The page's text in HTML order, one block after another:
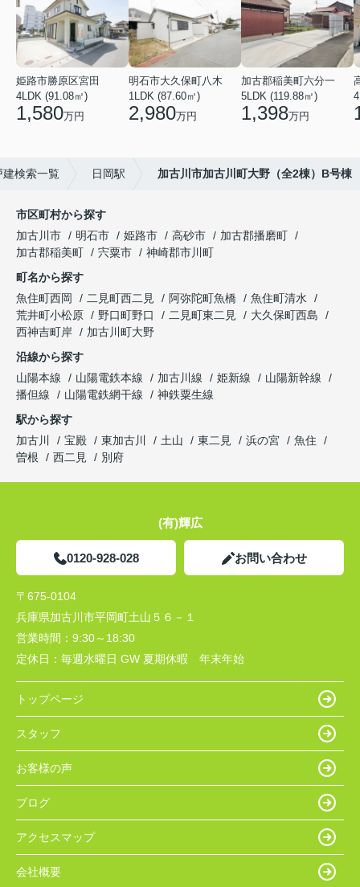
姫路市勝原区宮田
4LDK (91.08㎡)
1,580万円
明石市大久保町八木
1LDK (87.60㎡)
2,980万円
加古郡稲美町六分一
5LDK (119.88㎡)
1,398万円
建検索一覧 日岡駅 加古川市加古川町大野（全2棟）B号棟
市区町村から探す
加古川市
明石市 姫路市 高砂市
加古郡播磨町
加古郡稲美町
宍粟市
神崎郡市川町
町名から探す
魚住町西岡
二見町西二見 阿弥陀町魚橋
魚住町清水
荒井町小松原
野口町野口 二見町東二見
大久保町西島
西神吉町岸
加古川町大野
沿線から探す
山陽本線
山陽電鉄本線 加古川線 姫新線
山陽新幹線
播但線
山陽電鉄網干線
神鉄粟生線
駅から探す
加古川
宝殿 東加古川 土山 東二見 浜の宮
魚住
曽根
西二見 別府
(有)輝広
0120-928-028 お問い合わせ
〒675-0104
兵庫県加古川市平岡町土山５６－１
営業時間： 9:30～18:30
定休日： 毎週水曜日 GW 夏期休暇 年末年始
トップページ
スタッフ
お客様の声
ブログ
アクセスマップ
会社概要